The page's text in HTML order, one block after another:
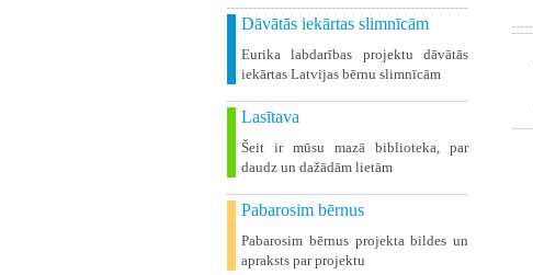
Dāvātās iekārtas slimnīcām
Eurika labdarības projektu dāvātās
iekārtas Latvijas bērnu slimnīcām
Lasītava
Šeit ir mūsu mazā biblioteka, par
daudz un dažādām lietām
Pabarosim bērnus
Pabarosim bērnus projekta bildes un
apraksts par projektu